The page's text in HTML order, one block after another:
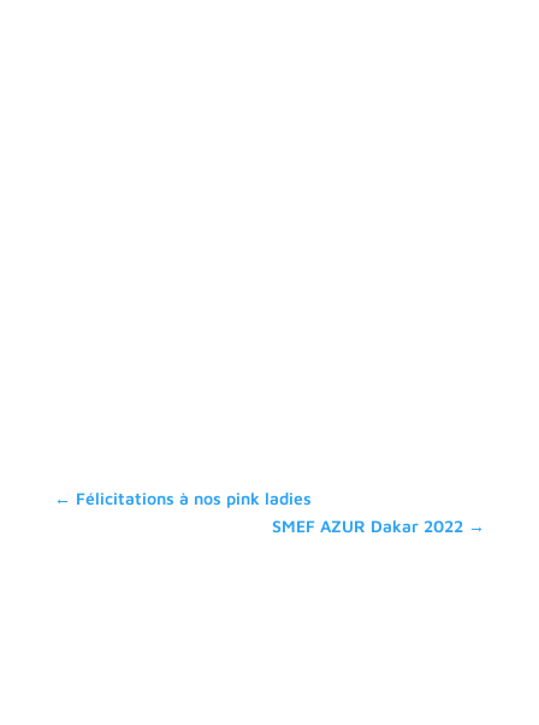
← Félicitations à nos pink ladies
SMEF AZUR Dakar 2022 →